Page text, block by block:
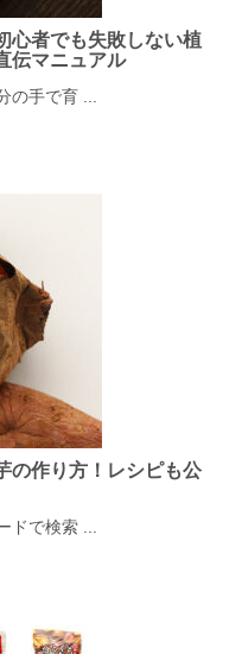
心者でも失敗しない植
伝マニュアル
の手で育 ...
の作り方！レシピも公
で検索 ...